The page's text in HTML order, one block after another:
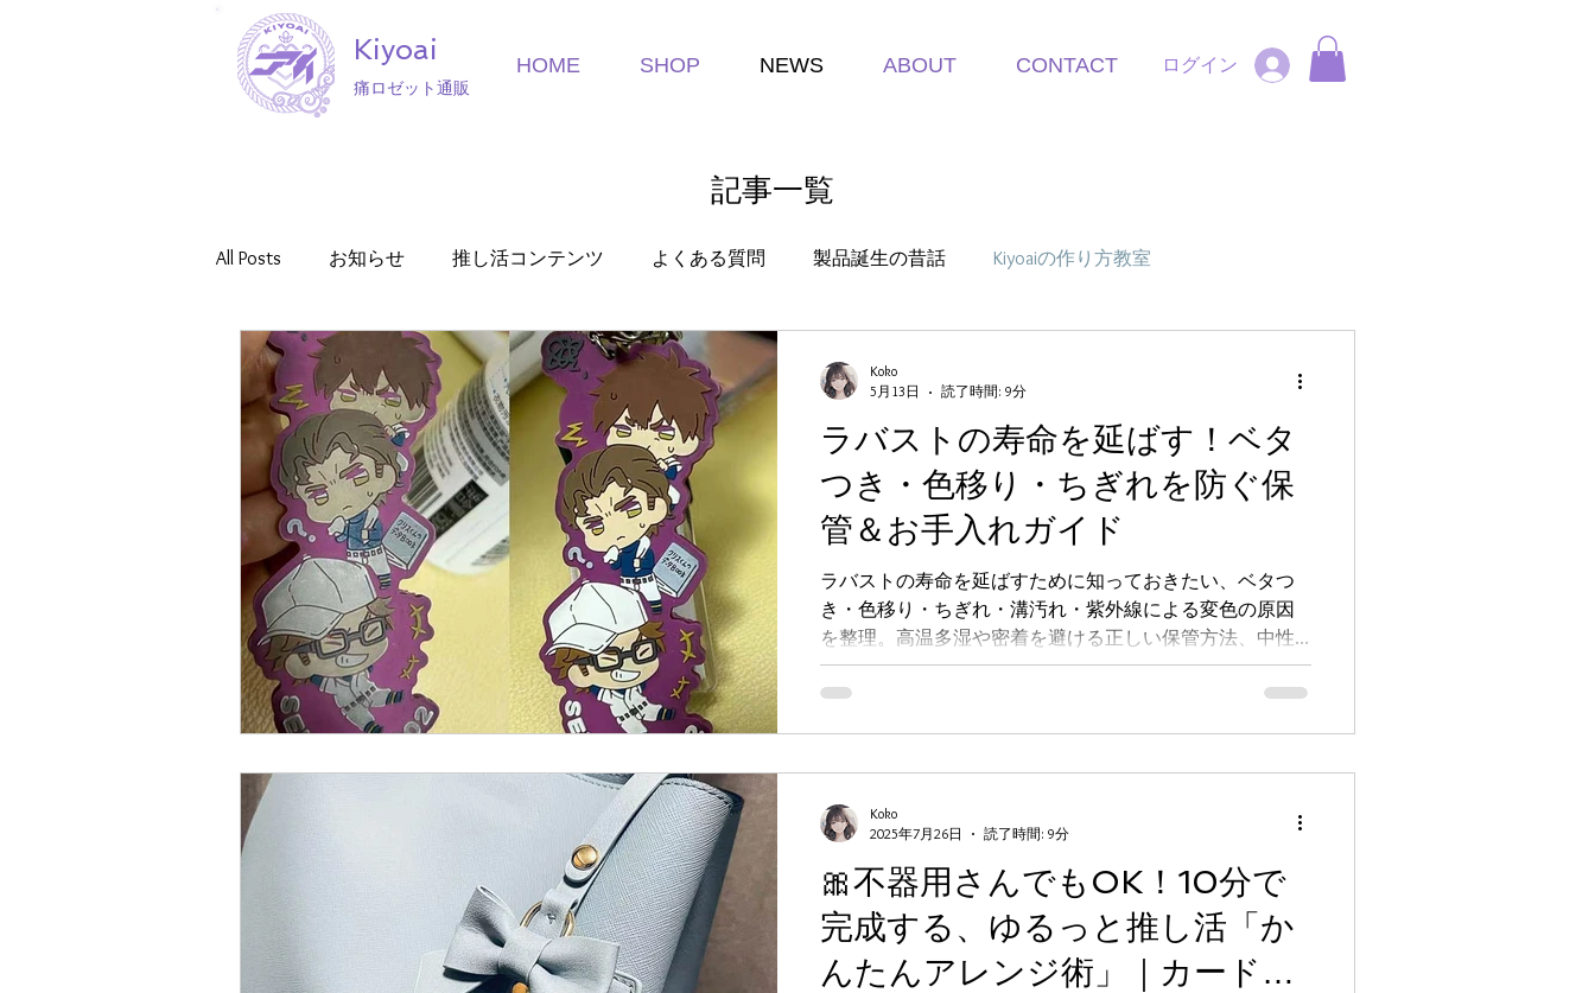
Kiyoai
痛ロゼット通販
HOME SHOP NEWS ABOUT CONTACT ログイン
記事一覧
All Posts お知らせ 推し活コンテンツ よくある質問 製品誕生の昔話 Kiyoaiの作り方教室
ラバストの寿命を延ばす！ベタ
つき・色移り・ちぎれを防ぐ保
管＆お手入れガイド
ラバストの寿命を延ばすために知っておきたい、ベタつ
き・色移り・ちぎれ・溝汚れ・紫外線による変色の原因
を整理。高温多湿や密着を避ける正しい保管方法、中性
洗剤・マスキングテープを使ったお手入れ、亀裂が入っ
たときの応急修復まで、推しグッズを長くきれいに楽し
Koko
5月13日
読了時間: 9分
🎀不器用さんでもOK！10分で
完成する、ゆるっと推し活「か
んたんアレンジ術」｜カードケ
Koko
2025年7月26日
読了時間: 9分